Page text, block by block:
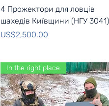
Quick View
4 Прожектори для ловців
шахедів Київщини (НГУ 3041)
Price
US$2,500.00
In the right place